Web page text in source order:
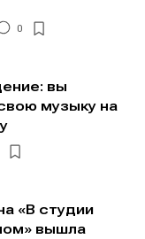
0
вы
музыку на
«В студии
вышла